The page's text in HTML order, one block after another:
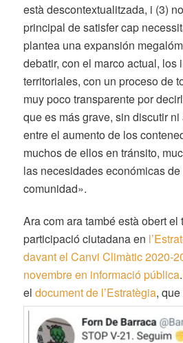
està descontextualitzada, i (3)
principal de satisfer cap
plantea una expansión
debatir, con el marco actual, los
territoriales, con un proceso de
muy poco transparente por
que es más grave, sin discutir
entre el aumento de los
muchos de ellos en tránsito,
las necesidades económicas
comunidad».
Ara com ara també està obert el
participació ciutadana en
davant el Canvi Climàtic 2020-
novembre en informació pública
eldocument de l’Estratègia,